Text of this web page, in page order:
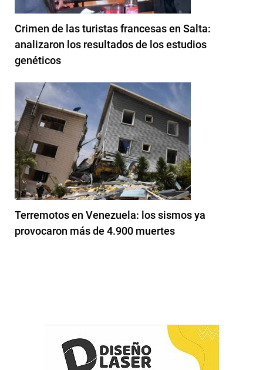
Crimen de las turistas francesas en Salta:
analizaron los resultados de los estudios
genéticos
Terremotos en Venezuela: los sismos ya
provocaron más de 4.900 muertes